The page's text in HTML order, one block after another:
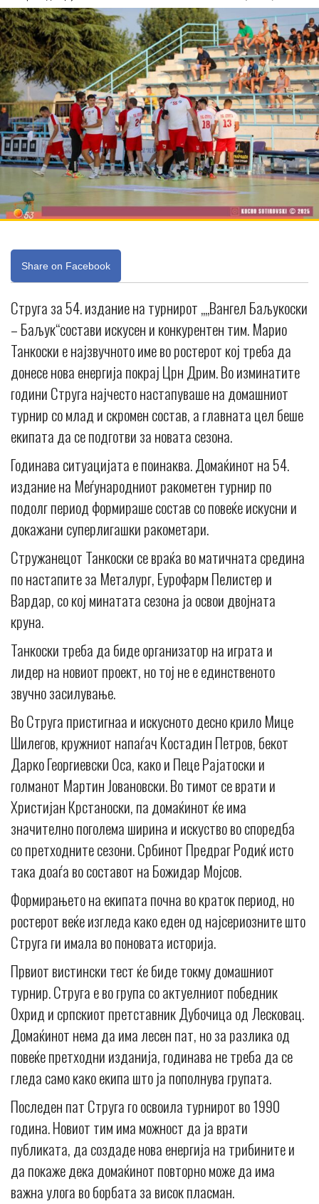
Share on Facebook
Струга за 54. издание на турнирот „„Вангел Баљукоски
– Баљук“состави искусен и конкурентен тим. Марио
Танкоски е најзвучното име во ростерот кој треба да
донесе нова енергија покрај Црн Дрим. Во изминатите
години Струга најчесто настапуваше на домашниот
турнир со млад и скромен состав, а главната цел беше
екипата да се подготви за новата сезона.
Годинава ситуацијата е поинаква. Домаќинот на 54.
издание на Меѓународниот ракометен турнир по
подолг период формираше состав со повеќе искусни и
докажани суперлигашки ракометари.
Стружанецот Танкоски се враќа во матичната средина
по настапите за Металург, Еурофарм Пелистер и
Вардар, со кој минатата сезона ја освои двојната
круна.
Танкоски треба да биде организатор на играта и
лидер на новиот проект, но тој не е единственото
звучно засилување.
Во Струга пристигнаа и искусното десно крило Мице
Шилегов, кружниот напаѓач Костадин Петров, бекот
Дарко Георгиевски Оса, како и Пеце Рајатоски и
голманот Мартин Јовановски. Во тимот се врати и
Христијан Крстаноски, па домаќинот ќе има
значително поголема ширина и искуство во споредба
со претходните сезони. Србинот Предраг Родиќ исто
така доаѓа во составот на Божидар Мојсов.
Формирањето на екипата почна во краток период, но
ростерот веќе изгледа како еден од најсериозните што
Струга ги имала во поновата историја.
Првиот вистински тест ќе биде токму домашниот
турнир. Струга е во група со актуелниот победник
Охрид и српскиот претставник Дубочица од Лесковац.
Домаќинот нема да има лесен пат, но за разлика од
повеќе претходни изданија, годинава не треба да се
гледа само како екипа што ја пополнува групата.
Последен пат Струга го освоила турнирот во 1990
година. Новиот тим има можност да ја врати
публиката, да создаде нова енергија на трибините и
да покаже дека домаќинот повторно може да има
важна улога во борбата за висок пласман.